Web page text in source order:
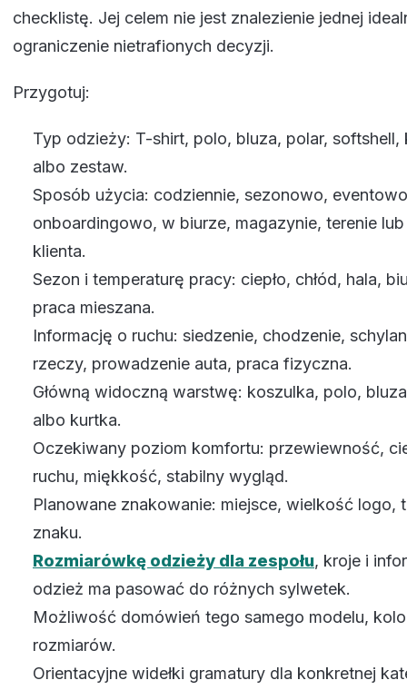
checklistę. Jej celem nie jest znalezienie jednej
ograniczenie nietrafionych decyzji.
Przygotuj:
Typ odzieży: T-shirt, polo, bluza, polar, softshell,
albo zestaw.
Sposób użycia: codziennie, sezonowo,
onboardingowo, w biurze, magazynie, terenie lub
klienta.
Sezon i temperaturę pracy: ciepło, chłód, hala,
praca mieszana.
Informację o ruchu: siedzenie, chodzenie,
rzeczy, prowadzenie auta, praca fizyczna.
Główną widoczną warstwę: koszulka, polo,
albo kurtka.
Oczekiwany poziom komfortu: przewiewność,
ruchu, miękkość, stabilny wygląd.
Planowane znakowanie: miejsce, wielkość logo,
znaku.
Rozmiarówkę odzieży dla zespołu, kroje i
odzież ma pasować do różnych sylwetek.
Możliwość domówień tego samego modelu,
rozmiarów.
Orientacyjne widełki gramatury dla konkretnej